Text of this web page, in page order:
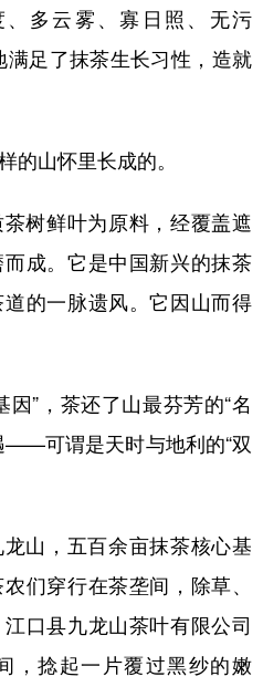
多云雾、寡日照、无污
足了抹茶生长习性，造就
山怀里长成的。
树鲜叶为原料，经覆盖遮
成。它是中国新兴的抹茶
的一脉遗风。它因山而得
”，茶还了山最芬芳的“名
——可谓是天时与地利的“双
山，五百余亩抹茶核心基
们穿行在茶垄间，除草、
口县九龙山茶叶有限公司
，捻起一片覆过黑纱的嫩